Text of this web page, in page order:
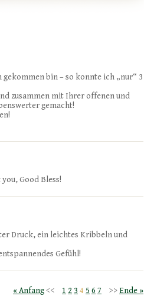
bin – so konnte ich „nur“ 3
zusammen mit Ihrer offenen und
gemacht!
Good Bless!
Druck, ein leichtes Kribbeln und
Gefühl!
« Anfang 1 2 3 4 5 6 7 Ende »